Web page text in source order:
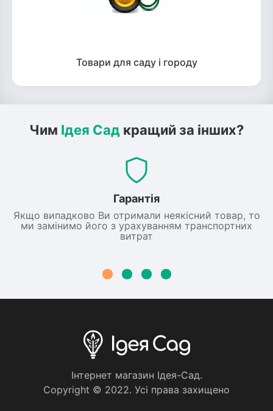
Товари для саду і городу
Чим Ідея Сад кращий за інших?
Гарантія
Якщо випадково Ви отримали неякісний товар, то
ми замінимо його з урахуванням транспортних
витрат
Iнтернет магазин Iдея-Сад.
Copyright © 2022. Усi права захищено